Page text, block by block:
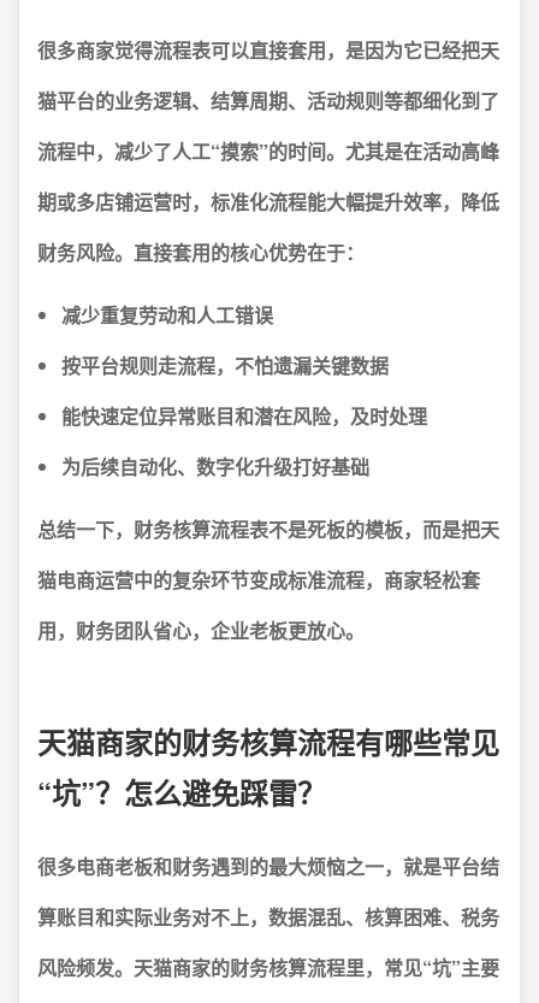
很多商家觉得流程表可以直接套用，是因为它已经把天
猫平台的业务逻辑、结算周期、活动规则等都细化到了
流程中，减少了人工“摸索”的时间。尤其是在活动高峰
期或多店铺运营时，标准化流程能大幅提升效率，降低
财务风险。 直接套用的核心优势在于：
减少重复劳动和人工错误
按平台规则走流程，不怕遗漏关键数据
能快速定位异常账目和潜在风险，及时处理
为后续自动化、数字化升级打好基础
总结一下，财务核算流程表不是死板的模板，而是把天
猫电商运营中的复杂环节变成标准流程，商家轻松套
用，财务团队省心，企业老板更放心。
天猫商家的财务核算流程有哪些常见
“坑”？怎么避免踩雷？
很多电商老板和财务遇到的最大烦恼之一，就是平台结
算账目和实际业务对不上，数据混乱、核算困难、税务
风险频发。天猫商家的财务核算流程里，常见“坑”主要